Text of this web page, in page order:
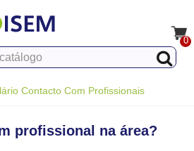
0
Contacto Com Profissionais
profissional na área?